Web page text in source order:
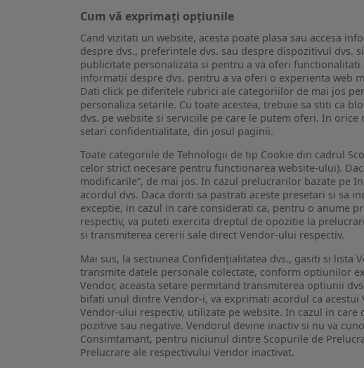
Cum vă exprimați opțiunile
Cand vizitati un website, acesta poate plasa sau accesa
despre dvs., preferintele dvs. sau despre dispozitivul dvs.
publicitate personalizata si pentru a va oferi
informatii despre dvs. pentru a va oferi o experienta web
Dati click pe diferitele rubrici ale categoriilor de mai jos
personaliza setarile. Cu toate acestea, trebuie sa stiti ca
dvs. pe website si serviciile pe care le putem oferi. In
setari confidentialitate, din josul paginii.
Toate categoriile de Tehnologii de tip Cookie din cadrul
celor strict necesare pentru functionarea website-ului).
modificarile”, de mai jos. In cazul prelucrarilor bazate pe
acordul dvs. Daca doriti sa pastrati aceste presetari si sa
exceptie, in cazul in care considerati ca, pentru o anume
respectiv, va puteti exercita dreptul de opozitie la
si transmiterea cererii sale direct Vendor-ului respectiv.
Mai sus, la sectiunea Confidențialitatea dvs., gasiti si lista
transmite datele personale colectate, conform optiunilor
Vendor, aceasta setare permitand transmiterea optiunii
bifati unul dintre Vendor-i, va exprimati acordul ca
Vendor-ului respectiv, utilizate pe website. In cazul in
pozitive sau negative. Vendorul devine inactiv si nu va
Consimtamant, pentru niciunul dintre Scopurile de
Prelucrare ale respectivului Vendor inactivat.